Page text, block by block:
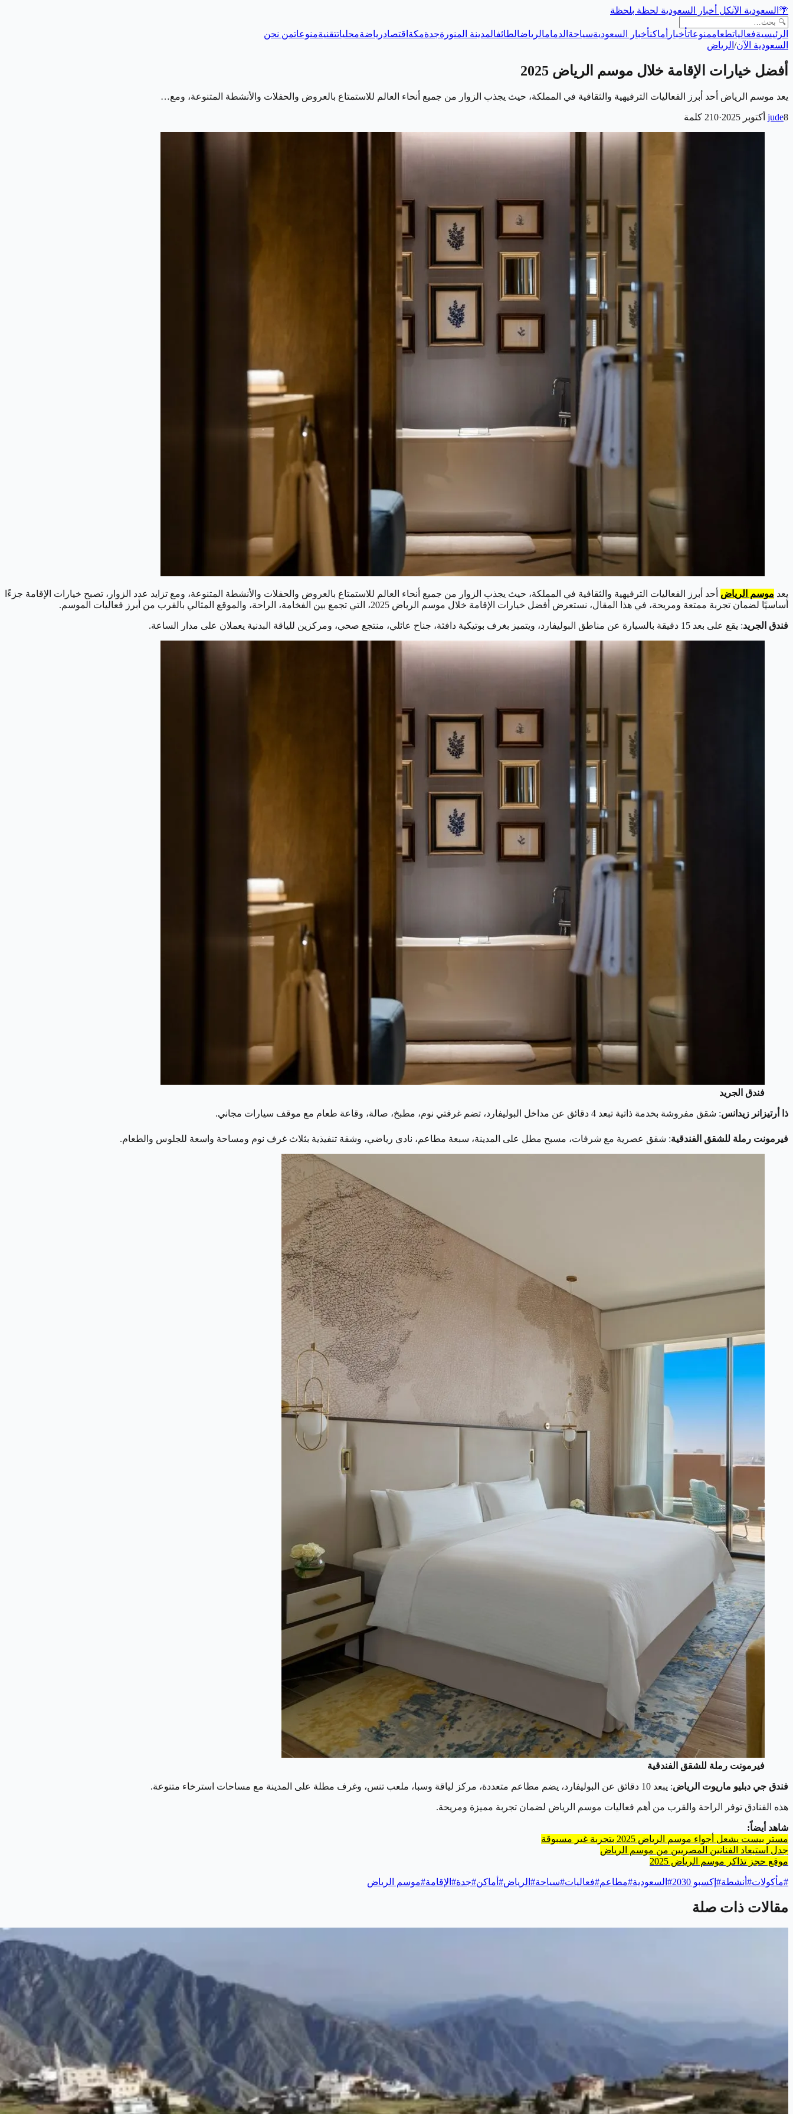
🌴 السعودية الآنكل أخبار السعودية لحظة بلحظة
الرئيسيةفعالياتطعاممنوعاتأخبار أماكنأخبار السعوديةسياحة الدمامالرياضالطائفالمدينة المنورةجدةمكة اقتصادرياضةمحلياتتقنيةمنوعاتمن نحن
السعودية الآن/ الرياض
أفضل خيارات الإقامة خلال موسم الرياض 2025
يعد موسم الرياض أحد أبرز الفعاليات الترفيهية والثقافية في المملكة، حيث يجذب الزوار من جميع أنحاء العالم للاستمتاع بالعروض والحفلات والأنشطة المتنوعة، ومع…
jude8 أكتوبر 2025 ·
210 كلمة
يعد موسم الرياض أحد أبرز الفعاليات الترفيهية والثقافية في المملكة، حيث يجذب الزوار من جميع أنحاء العالم للاستمتاع بالعروض والحفلات والأنشطة المتنوعة، ومع تزايد عدد الزوار، تصبح خيارات الإقامة جزءًا
أساسيًا لضمان تجربة ممتعة ومريحة، في هذا المقال، نستعرض أفضل خيارات الإقامة خلال موسم الرياض 2025، التي تجمع بين الفخامة، الراحة، والموقع المثالي بالقرب من أبرز فعاليات الموسم.
فندق الجريد: يقع على بعد 15 دقيقة بالسيارة عن مناطق البوليفارد، ويتميز بغرف بوتيكية دافئة، جناح عائلي، منتجع صحي، ومركزين للياقة البدنية يعملان على مدار الساعة.
فندق الجريد
ذا أرتيزانر زيدانس: شقق مفروشة بخدمة ذاتية تبعد 4 دقائق عن مداخل البوليفارد، تضم غرفتي نوم، مطبخ، صالة، وقاعة طعام مع موقف سيارات مجاني.
فيرمونت رملة للشقق الفندقية: شقق عصرية مع شرفات، مسبح مطل على المدينة، سبعة مطاعم، نادي رياضي، وشقة تنفيذية بثلاث غرف نوم ومساحة واسعة للجلوس والطعام.
فيرمونت رملة للشقق الفندقية
فندق جي دبليو ماريوت الرياض: يبعد 10 دقائق عن البوليفارد، يضم مطاعم متعددة، مركز لياقة وسبا، ملعب تنس، وغرف مطلة على المدينة مع مساحات استرخاء متنوعة.
هذه الفنادق توفر الراحة والقرب من أهم فعاليات موسم الرياض لضمان تجربة مميزة ومريحة.
شاهد أيضاً:
مستر بيست يشعل أجواء موسم الرياض 2025 بتجربة غير مسبوقة
جدل استبعاد الفنانين المصريين من موسم الرياض
موقع حجز تذاكر موسم الرياض 2025
#مأكولات# أنشطة# إكسبو 2030 # السعودية#مطاعم#فعاليات#سياحة# الرياض# أماكن#جدة# الإقامة#موسم الرياض
مقالات ذات صلة